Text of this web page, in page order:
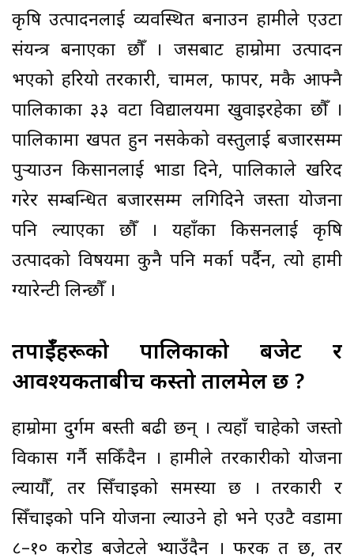
कृषि उत्पादनलाई व्यवस्थित बनाउन हामीले एउटा
संयन्त्र बनाएका छौँ । जसबाट हाम्रोमा उत्पादन
भएको हरियो तरकारी, चामल, फापर, मकै आफ्नै
पालिकाका ३३ वटा विद्यालयमा खुवाइरहेका छौँ ।
पालिकामा खपत हुन नसकेको वस्तुलाई बजारसम्म
पुर्‍याउन किसानलाई भाडा दिने, पालिकाले खरिद
गरेर सम्बन्धित बजारसम्म लगिदिने जस्ता योजना
पनि ल्याएका छौँ । यहाँका किसनलाई कृषि
उत्पादको विषयमा कुनै पनि मर्का पर्दैन, त्यो हामी
ग्यारेन्टी लिन्छौँ ।
तपाईँहरूको पालिकाको बजेट र
आवश्यकताबीच कस्तो तालमेल छ ?
हाम्रोमा दुर्गम बस्ती बढी छन् । त्यहाँ चाहेको जस्तो
विकास गर्नै सकिँदैन । हामीले तरकारीको योजना
ल्यायौँ, तर सिँचाइको समस्या छ । तरकारी र
सिँचाइको पनि योजना ल्याउने हो भने एउटै वडामा
८–१० करोड बजेटले भ्याउँदैन । फरक त छ, तर